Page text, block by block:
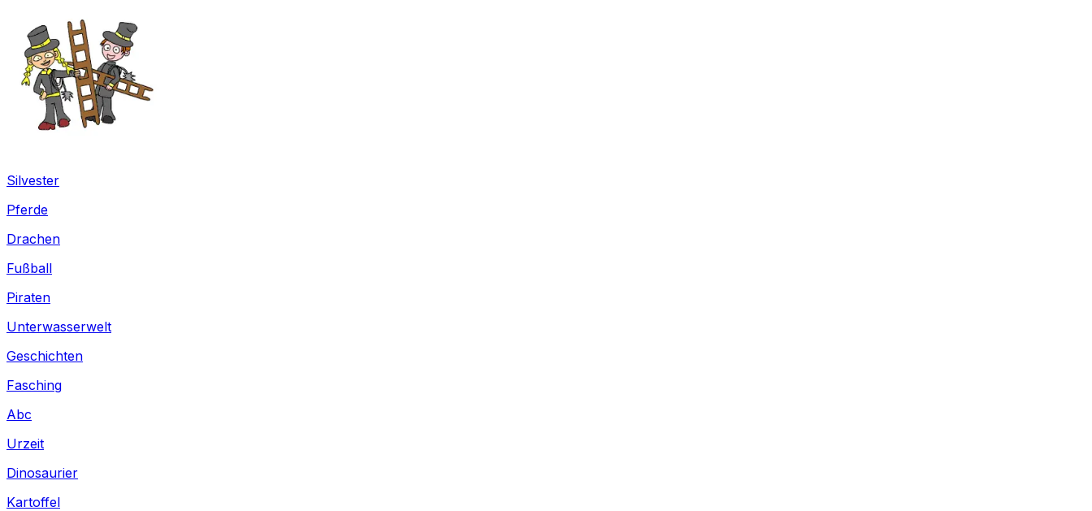
Silvester
Pferde
Drachen
Fußball
Piraten
Unterwasserwelt
Geschichten
Fasching
Abc
Urzeit
Dinosaurier
Kartoffel